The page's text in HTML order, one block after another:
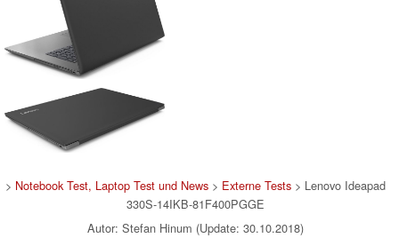
> Notebook Test, Laptop Test und News> Externe Tests> Lenovo Ideapad
330S-14IKB-81F400PGGE
Autor: Stefan Hinum (Update: 30.10.2018)